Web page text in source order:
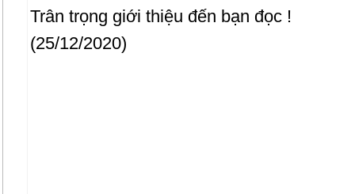
Trân trọng giới thiệu đến bạn đọc !
(25/12/2020)